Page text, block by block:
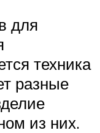
для
техника
разные
из них.